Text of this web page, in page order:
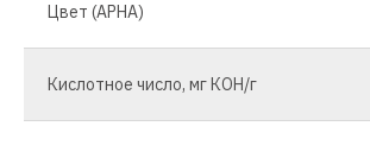
Цвет (APHA)
Кислотное число, мг КОН/г